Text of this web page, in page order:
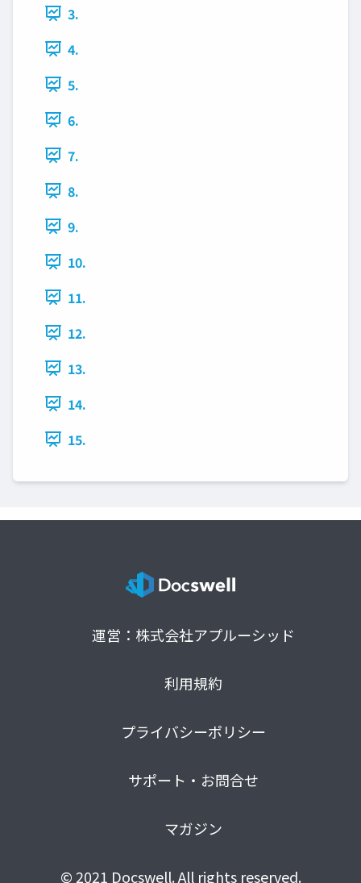
3.
4.
5.
6.
7.
8.
9.
10.
11.
12.
13.
14.
15.
運営：株式会社アプルーシッド
利用規約
プライバシーポリシー
サポート・お問合せ
マガジン
© 2021 Docswell. All rights reserved.